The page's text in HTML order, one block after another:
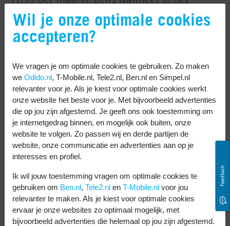
abonnement maar met twee personen
deelt, bespaar je al kosten. Een normaal
Premium abonnement kost namelijk € 10,99
per maand.
Geen advertenties
Omdat Spotify Family een Premium
abonnement is, hoor je geen advertenties
tussen je muziek door. Wel zo fijn!
Iedereen heeft een eigen account
Ondanks dat je een abonnement deelt,
heeft ieder gezinslid gewoon een eigen
account. Er speelt dus nooit muziek van de
Feedback
Wil je onze optimale cookies
accepteren?
We vragen je om optimale cookies te gebruiken. Zo maken
we Odido.nl, T-Mobile.nl, Tele2.nl, Ben.nl en Simpel.nl
relevanter voor je. Als je kiest voor optimale cookies werkt
onze website het beste voor je. Met bijvoorbeeld advertenties
die op jou zijn afgestemd. Je geeft ons ook toestemming om
je internetgedrag binnen, en mogelijk ook buiten, onze
website te volgen. Zo passen wij en derde partijen de
website, onze communicatie en advertenties aan op je
interesses en profiel.
Ik wil jouw toestemming vragen om optimale cookies te
gebruiken om Ben.nl, Tele2.nl en T-Mobile.nl voor jou
relevanter te maken. Als je kiest voor optimale cookies
ervaar je onze websites zo optimaal mogelijk, met
bijvoorbeeld advertenties die helemaal op jou zijn afgestemd.